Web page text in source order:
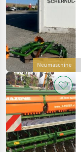
Neumaschine